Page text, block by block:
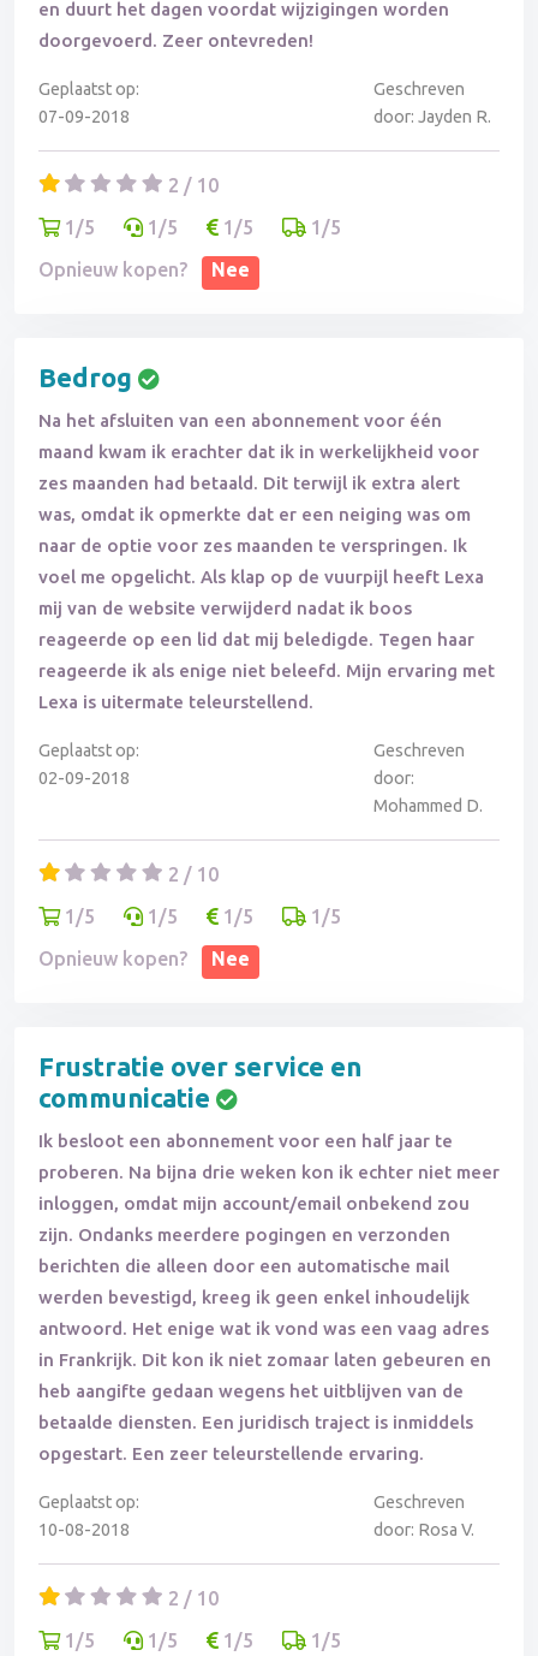
en duurt het dagen voordat wijzigingen worden
doorgevoerd. Zeer ontevreden!
Geplaatst op:
07-09-2018
Geschreven
door: Jayden R.
2 / 10
1/5
1/5 1/5
1/5
Opnieuw kopen?
Nee
Bedrog
Na het afsluiten van een abonnement voor één
maand kwam ik erachter dat ik in werkelijkheid voor
zes maanden had betaald. Dit terwijl ik extra alert
was, omdat ik opmerkte dat er een neiging was om
naar de optie voor zes maanden te verspringen. Ik
voel me opgelicht. Als klap op de vuurpijl heeft Lexa
mij van de website verwijderd nadat ik boos
reageerde op een lid dat mij beledigde. Tegen haar
reageerde ik als enige niet beleefd. Mijn ervaring met
Lexa is uitermate teleurstellend.
Geplaatst op:
02-09-2018
Geschreven
door:
Mohammed D.
2 / 10
1/5
1/5 1/5
1/5
Opnieuw kopen?
Nee
Frustratie over service en
communicatie
Ik besloot een abonnement voor een half jaar te
proberen. Na bijna drie weken kon ik echter niet meer
inloggen, omdat mijn account/email onbekend zou
zijn. Ondanks meerdere pogingen en verzonden
berichten die alleen door een automatische mail
werden bevestigd, kreeg ik geen enkel inhoudelijk
antwoord. Het enige wat ik vond was een vaag adres
in Frankrijk. Dit kon ik niet zomaar laten gebeuren en
heb aangifte gedaan wegens het uitblijven van de
betaalde diensten. Een juridisch traject is inmiddels
opgestart. Een zeer teleurstellende ervaring.
Geplaatst op:
10-08-2018
Geschreven
door: Rosa V.
2 / 10
1/5
1/5 1/5
1/5